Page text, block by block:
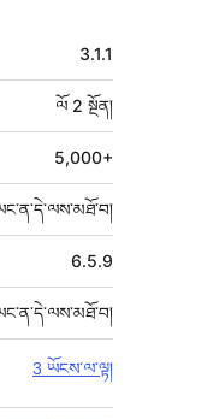
3.1.1
ལོ 2 སྔོན།
5,000+
6.5.9
3 ཡོངས་ལ་ལྟ།